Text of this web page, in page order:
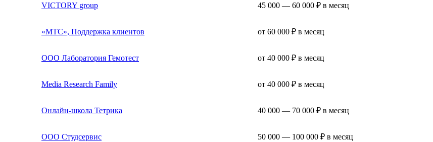
VICTORY group 45 000 — 60 000 ₽ в месяц
«МТС», Поддержка клиентов от 60 000 ₽ в месяц
ООО Лаборатория Гемотест от 40 000 ₽ в месяц
Media Research Family от 40 000 ₽ в месяц
Онлайн-школа Тетрика 40 000 — 70 000 ₽ в месяц
ООО Студсервис 50 000 — 100 000 ₽ в месяц